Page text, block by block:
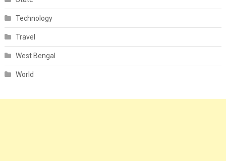
Technology
Travel
West Bengal
World